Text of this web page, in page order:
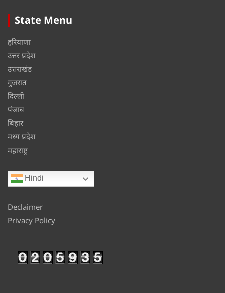
State Menu
हरियाणा
उत्तर प्रदेश
उत्तराखंड
गुजरात
दिल्ली
पंजाब
बिहार
मध्य प्रदेश
महाराष्ट्र
Hindi
Declaimer
Privacy Policy